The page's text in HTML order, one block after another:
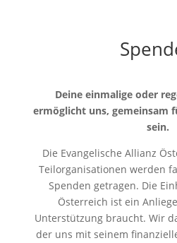
Deine einmalige oder
ermöglicht uns, gemeinsam
sein.
Die Evangelische Allianz
Teilorganisationen werden
Spenden getragen. Die
Österreich ist ein
Unterstützung braucht. Wir
der uns mit seinem